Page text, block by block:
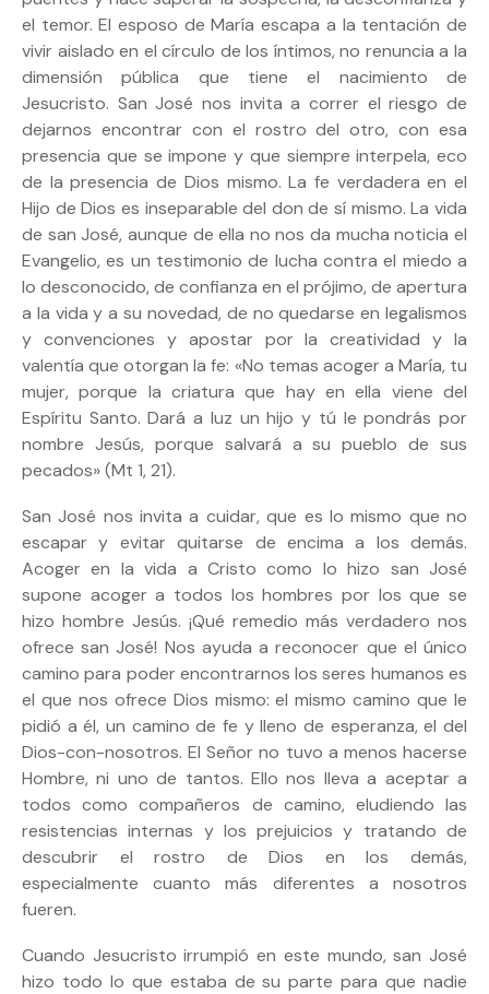
el temor. El esposo de María escapa a la tentación de
vivir aislado en el círculo de los íntimos, no renuncia a la
dimensión pública que tiene el nacimiento de
Jesucristo. San José nos invita a correr el riesgo de
dejarnos encontrar con el rostro del otro, con esa
presencia que se impone y que siempre interpela, eco
de la presencia de Dios mismo. La fe verdadera en el
Hijo de Dios es inseparable del don de sí mismo. La vida
de san José, aunque de ella no nos da mucha noticia el
Evangelio, es un testimonio de lucha contra el miedo a
lo desconocido, de confianza en el prójimo, de apertura
a la vida y a su novedad, de no quedarse en legalismos
y convenciones y apostar por la creatividad y la
valentía que otorgan la fe: «No temas acoger a María, tu
mujer, porque la criatura que hay en ella viene del
Espíritu Santo. Dará a luz un hijo y tú le pondrás por
nombre Jesús, porque salvará a su pueblo de sus
pecados» (Mt 1, 21).
San José nos invita a cuidar, que es lo mismo que no
escapar y evitar quitarse de encima a los demás.
Acoger en la vida a Cristo como lo hizo san José
supone acoger a todos los hombres por los que se
hizo hombre Jesús. ¡Qué remedio más verdadero nos
ofrece san José! Nos ayuda a reconocer que el único
camino para poder encontrarnos los seres humanos es
el que nos ofrece Dios mismo: el mismo camino que le
pidió a él, un camino de fe y lleno de esperanza, el del
Dios-con-nosotros. El Señor no tuvo a menos hacerse
Hombre, ni uno de tantos. Ello nos lleva a aceptar a
todos como compañeros de camino, eludiendo las
resistencias internas y los prejuicios y tratando de
descubrir el rostro de Dios en los demás,
especialmente cuanto más diferentes a nosotros
fueren.
Cuando Jesucristo irrumpió en este mundo, san José
hizo todo lo que estaba de su parte para que nadie